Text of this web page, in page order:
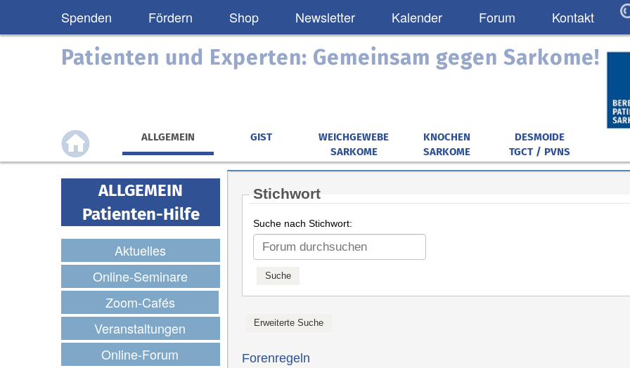
Spenden Fördern Shop Newsletter Kalender Forum Kontakt
Patienten und Experten: Gemeinsam gegen Sarkome!
ALLGEMEIN GIST
WEICHGEWEBE
SARKOME
KNOCHEN
SARKOME
DESMOIDE
TGCT / PVNS
ALLGEMEIN
Patienten-Hilfe
Aktuelles
Online-Seminare
Zoom-Cafés
Veranstaltungen
Online-Forum
Stichwort
Suche nach Stichwort:
Forenregeln